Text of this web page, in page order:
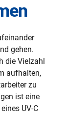
gehen.
die Vielzahl
aufhalten,
zu
ist eine
UV-C